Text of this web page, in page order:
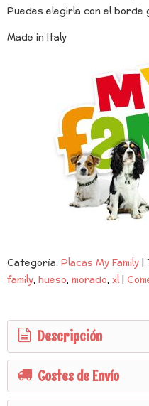
Puedes elegirla con el borde
Made in Italy
Categoría: Placas My Family|
family hueso morado xl|
Descripción
Costes de Envío